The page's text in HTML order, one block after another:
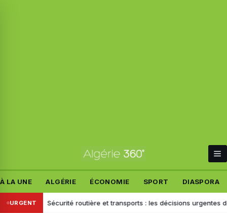
À LA UNE ALGÉRIE ÉCONOMIE SPORT DIASPORA
URGENT
end Sécurité routière et transports : les décisions urgentes de